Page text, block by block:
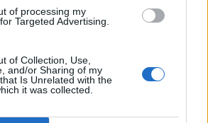
of processing my
Targeted Advertising.
of Collection, Use,
and/or Sharing of my
Is Unrelated with the
it was collected.
07., péntek
nem tűnik el a
és juhtúró